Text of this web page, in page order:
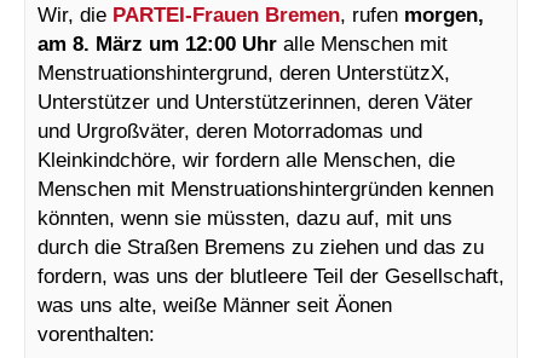
Wir, die PARTEI-Frauen Bremen, rufen morgen,
am 8. März um 12:00 Uhr alle Menschen mit
Menstruationshintergrund, deren UnterstützX,
Unterstützer und Unterstützerinnen, deren Väter
und Urgroßväter, deren Motorradomas und
Kleinkindchöre, wir fordern alle Menschen, die
Menschen mit Menstruationshintergründen kennen
könnten, wenn sie müssten, dazu auf, mit uns
durch die Straßen Bremens zu ziehen und das zu
fordern, was uns der blutleere Teil der Gesellschaft,
was uns alte, weiße Männer seit Äonen
vorenthalten: